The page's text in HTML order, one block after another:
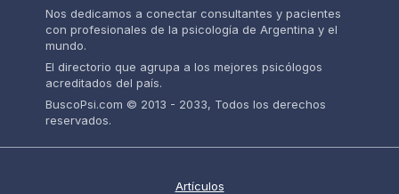
Nos dedicamos a conectar consultantes y pacientes
con profesionales de la psicología de Argentina y el
mundo.
El directorio que agrupa a los mejores psicólogos
acreditados del país.
BuscoPsi.com © 2013 - 2033, Todos los derechos
reservados.
Artículos